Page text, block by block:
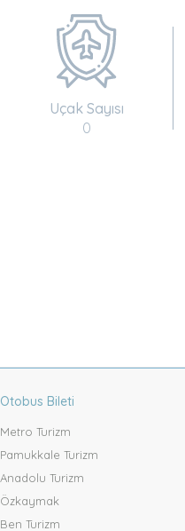
Uçak Sayısı
0
Otobus Bileti
Metro Turizm
Pamukkale Turizm
Anadolu Turizm
Özkaymak
Ben Turizm